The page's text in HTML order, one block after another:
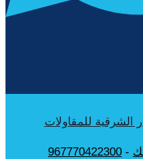
الشرقية للمقاولات
-
967770422300